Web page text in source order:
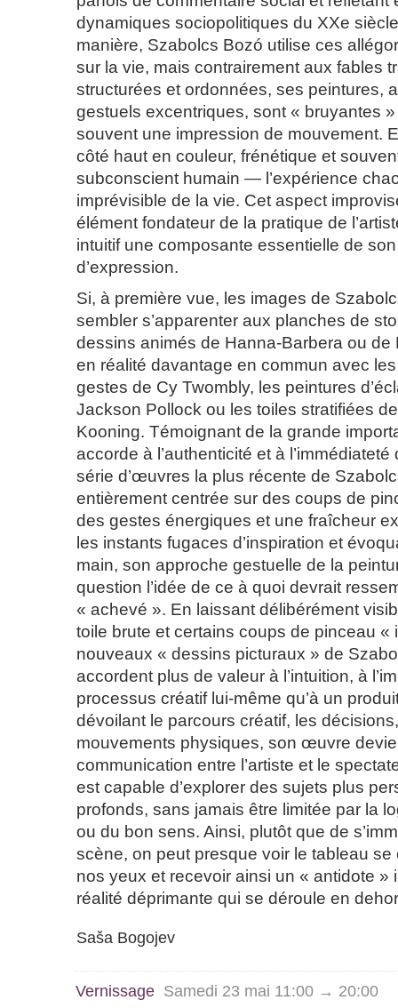
dynamiques sociopolitiques du XXe
manière, Szabolcs Bozó utilise ces
sur la vie, mais contrairement aux fables
structurées et ordonnées, ses peintures,
gestuels excentriques, sont « bruyantes
souvent une impression de mouvement.
côté haut en couleur, frénétique et
subconscient humain — l’expérience
imprévisible de la vie. Cet aspect
élément fondateur de la pratique de
intuitif une composante essentielle de
d’expression.
Si, à première vue, les images de
sembler s’apparenter aux planches de
dessins animés de Hanna-Barbera ou de
en réalité davantage en commun avec
gestes de Cy Twombly, les peintures
Jackson Pollock ou les toiles stratifiées
Kooning. Témoignant de la grande
accorde à l’authenticité et à
série d’œuvres la plus récente de
entièrement centrée sur des coups de
des gestes énergiques et une fraîcheur
les instants fugaces d’inspiration et
main, son approche gestuelle de la
question l’idée de ce à quoi devrait
« achevé ». En laissant délibérément
toile brute et certains coups de pinceau «
nouveaux « dessins picturaux » de
accordent plus de valeur à l’intuition, à
processus créatif lui-même qu’à un
dévoilant le parcours créatif, les
mouvements physiques, son œuvre
communication entre l’artiste et le
est capable d’explorer des sujets plus
profonds, sans jamais être limitée par la
ou du bon sens. Ainsi, plutôt que de
scène, on peut presque voir le tableau se
nos yeux et recevoir ainsi un « antidote »
réalité déprimante qui se déroule en
Saša Bogojev
Vernissage Samedi 23 mai 11:00 → 20:00